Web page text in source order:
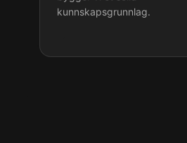
kunnskapsgrunnlag.